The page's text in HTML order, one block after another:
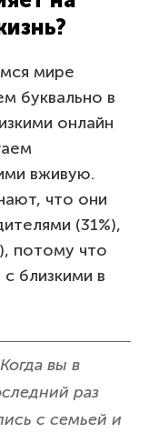
мире
буквально в
онлайн
вживую.
что они
(31%),
потому что
близкими в
Когда вы в
раз
с семьей и